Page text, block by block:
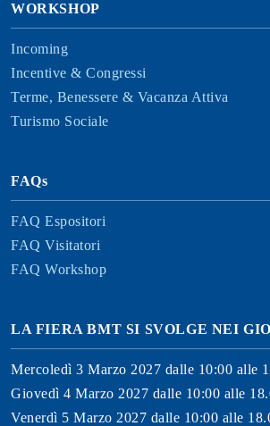
WORKSHOP
Incoming
Incentive & Congressi
Terme, Benessere & Vacanza Attiva
Turismo Sociale
FAQs
FAQ Espositori
FAQ Visitatori
FAQ Workshop
LA FIERA BMT SI SVOLGE NEI
Mercoledì 3 Marzo 2027 dalle 10:00 alle
Giovedì 4 Marzo 2027 dalle 10:00 alle
Venerdì 5 Marzo 2027 dalle 10:00 alle